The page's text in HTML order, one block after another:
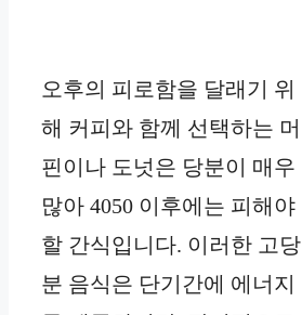
오후의 피로함을 달래기 위
해 커피와 함께 선택하는 머
핀이나 도넛은 당분이 매우
많아 4050 이후에는 피해야
할 간식입니다. 이러한 고당
분 음식은 단기간에 에너지